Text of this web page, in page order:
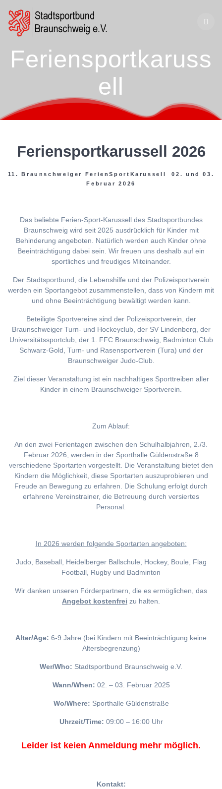
Feriensportkaruss
ell
Feriensportkarussell 2026
11. Braunschweiger FerienSportKarussell 02. und 03.
Februar 2026
Das beliebte Ferien-Sport-Karussell des Stadtsportbundes
Braunschweig wird seit 2025 ausdrücklich für Kinder mit
Behinderung angeboten. Natürlich werden auch Kinder ohne
Beeinträchtigung dabei sein. Wir freuen uns deshalb auf ein
sportliches und freudiges Miteinander.
Der Stadtsportbund, die Lebenshilfe und der Polizeisportverein
werden ein Sportangebot zusammenstellen, dass von Kindern mit
und ohne Beeinträchtigung bewältigt werden kann.
Beteiligte Sportvereine sind der Polizeisportverein, der
Braunschweiger Turn- und Hockeyclub, der SV Lindenberg, der
Universitätssportclub, der 1. FFC Braunschweig, Badminton Club
Schwarz-Gold, Turn- und Rasensportverein (Tura) und der
Braunschweiger Judo-Club.
Ziel dieser Veranstaltung ist ein nachhaltiges Sporttreiben aller
Kinder in einem Braunschweiger Sportverein.
Zum Ablauf:
An den zwei Ferientagen zwischen den Schulhalbjahren, 2./3.
Februar 2026, werden in der Sporthalle Güldenstraße 8
verschiedene Sportarten vorgestellt. Die Veranstaltung bietet den
Kindern die Möglichkeit, diese Sportarten auszuprobieren und
Freude an Bewegung zu erfahren. Die Schulung erfolgt durch
erfahrene Vereinstrainer, die Betreuung durch versiertes
Personal.
In 2026 werden folgende Sportarten angeboten:
Judo, Baseball, Heidelberger Ballschule, Hockey, Boule, Flag
Football, Rugby und Badminton
Wir danken unseren Förderpartnern, die es ermöglichen, das
Angebot kostenfrei zu halten.
Alter/Age: 6-9 Jahre (bei Kindern mit Beeinträchtigung keine
Altersbegrenzung)
Wer/Who: Stadtsportbund Braunschweig e.V.
Wann/When: 02. – 03. Februar 2025
Wo/Where: Sporthalle Güldenstraße
Uhrzeit/Time: 09:00 – 16:00 Uhr
Leider ist keien Anmeldung mehr möglich.
Kontakt: